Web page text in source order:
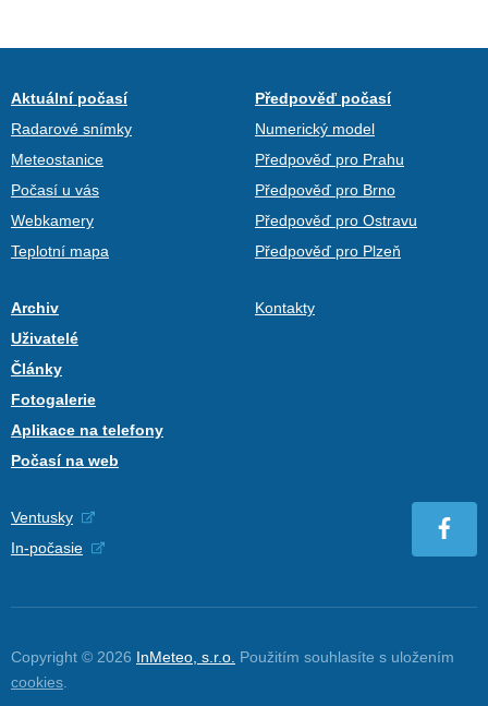
Aktuální počasí
Radarové snímky
Meteostanice
Počasí u vás
Webkamery
Teplotní mapa
Předpověď počasí
Numerický model
Předpověď pro Prahu
Předpověď pro Brno
Předpověď pro Ostravu
Předpověď pro Plzeň
Archiv
Uživatelé
Články
Fotogalerie
Aplikace na telefony
Počasí na web
Kontakty
Ventusky
In-počasie
Copyright © 2026 InMeteo, s.r.o. Použitím souhlasíte s uložením
cookies